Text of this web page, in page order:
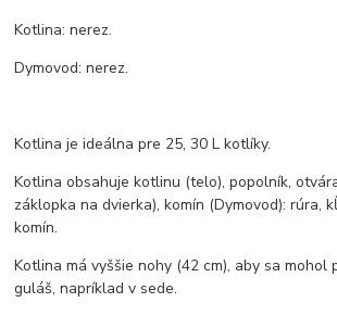
Kotlina: nerez.
Dymovod: nerez.
Kotlina je ideálna pre 25, 30 L kotlíky.
Kotlina obsahuje kotlinu (telo), popolník,
záklopka na dvierka), komín (Dymovod): rúra,
komín.
Kotlina má vyššie nohy (42 cm), aby sa mohol
guláš, napríklad v sede.